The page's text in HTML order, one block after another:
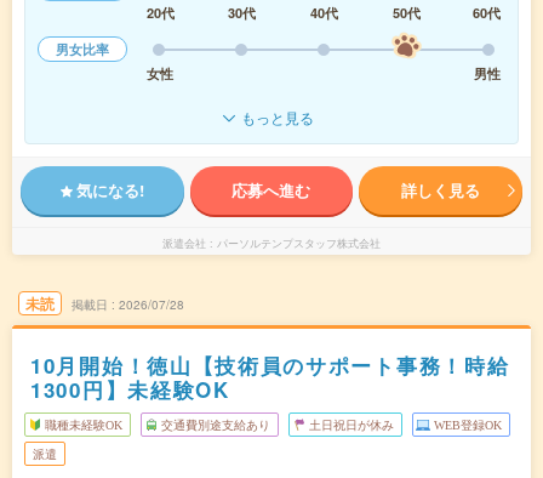
20代
30代 40代 50代
60代
男女比率
女性
男性
もっと見る
気になる! 応募へ進む 詳しく見る
派遣会社 パーソルテンプスタッフ株式会社
未読 掲載日 2026/07/28
10月開始！徳山【技術員のサポート事務！時給
1300円】未経験OK
職種未経験OK 交通費別途支給あり 土日祝日が休み WEB登録OK
派遣